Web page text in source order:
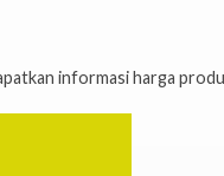
informasi harga